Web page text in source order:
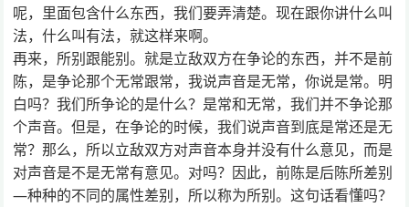
呢，里面包含什么东西，我们要弄清楚。现在跟你讲什么叫
法，什么叫有法，就这样来啊。
再来，所别跟能别。就是立敌双方在争论的东西，并不是前
陈，是争论那个无常跟常，我说声音是无常，你说是常。明
白吗？我们所争论的是什么？是常和无常，我们并不争论那
个声音。但是，在争论的时候，我们说声音到底是常还是无
常？那么，所以立敌双方对声音本身并没有什么意见，而是
对声音是不是无常有意见。对吗？因此，前陈是后陈所差别
—种种的不同的属性差别，所以称为所别。这句话看懂吗？